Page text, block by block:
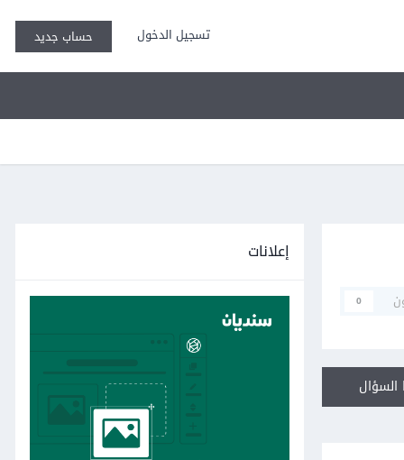
تسجيل الدخول حساب جديد
0
إعلانات